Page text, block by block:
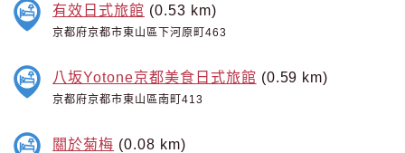
有效日式旅館 (0.53 km)
京都府京都市東山區下河原町463
八坂Yotone京都美食日式旅館 (0.59 km)
京都府京都市東山區南町413
關於菊梅 (0.08 km)